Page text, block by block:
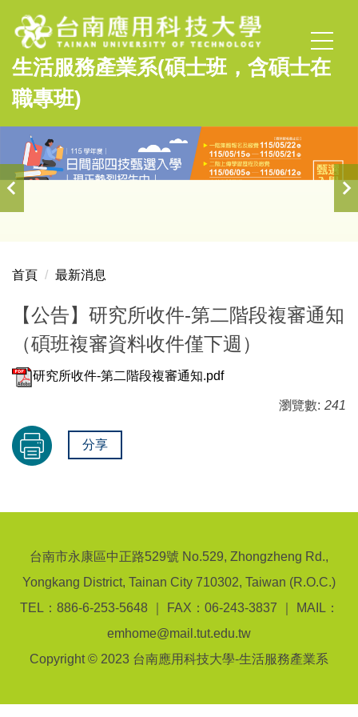
到
要
內
容
區
生活服務產業系(碩士班，含碩士在
職專班)
首頁 最新消息
【公告】研究所收件-第二階段複審通知
（碩班複審資料收件僅下週）
研究所收件-第二階段複審通知.pdf
瀏覽數: 241
分享
台南市永康區中正路529號 No.529, Zhongzheng Rd.,
Yongkang District, Tainan City 710302, Taiwan (R.O.C.)
TEL：886-6-253-5648 ｜ FAX：06-243-3837 ｜ MAIL：
emhome@mail.tut.edu.tw
Copyright © 2023 台南應用科技大學-生活服務產業系